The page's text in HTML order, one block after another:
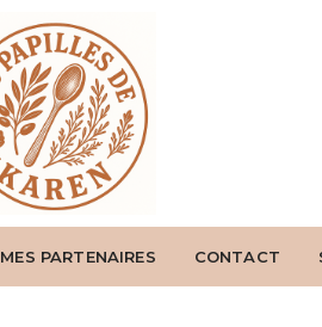
MES PARTENAIRES CONTACT